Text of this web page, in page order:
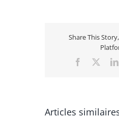
Share This
Facebook
Articles